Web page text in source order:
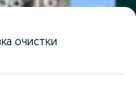
очистки